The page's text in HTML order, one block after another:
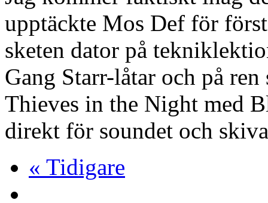
upptäckte Mos Def för
sketen dator på
Gang Starr-låtar och på
Thieves in the Night med
direkt för soundet och
« Tidigare